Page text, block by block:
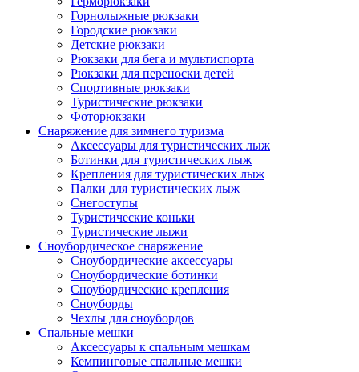
Горнолыжные рюкзаки
Городские рюкзаки
Детские рюкзаки
Рюкзаки для бега и мультиспорта
Рюкзаки для переноски детей
Спортивные рюкзаки
Туристические рюкзаки
Фоторюкзаки
Снаряжение для зимнего туризма
Аксессуары для туристических лыж
Ботинки для туристических лыж
Крепления для туристических лыж
Палки для туристических лыж
Снегоступы
Туристические коньки
Туристические лыжи
Сноубордическое снаряжение
Сноубордические аксессуары
Сноубордические ботинки
Сноубордические крепления
Сноуборды
Чехлы для сноубордов
Спальные мешки
Аксессуары к спальным мешкам
Кемпинговые спальные мешки